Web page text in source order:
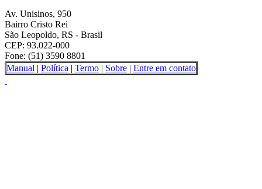
Av. Unisinos, 950
Bairro Cristo Rei
São Leopoldo, RS - Brasil
CEP: 93.022-000
Fone: (51) 3590 8801
Manual | Política | Termo | Sobre | Entre em contato